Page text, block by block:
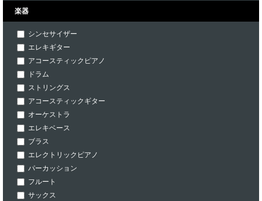
楽器
シンセサイザー
エレキギター
アコースティックピアノ
ドラム
ストリングス
アコースティックギター
オーケストラ
エレキベース
ブラス
エレクトリックピアノ
パーカッション
フルート
サックス